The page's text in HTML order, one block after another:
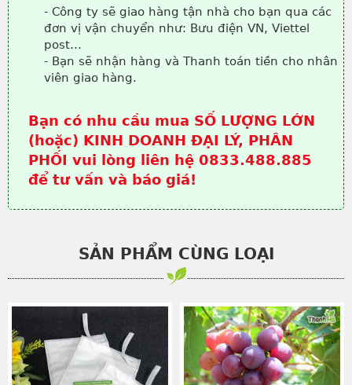
- Công ty sẽ giao hàng tận nhà cho bạn qua các
đơn vị vận chuyển như: Bưu điện VN, Viettel
post…
- Bạn sẽ nhận hàng và Thanh toán tiền cho nhân
viên giao hàng.
Bạn có nhu cầu mua SỐ LƯỢNG LỚN
(hoặc) KINH DOANH ĐẠI LÝ, PHÂN
PHỐI vui lòng liên hệ 0833.488.885
để tư vấn và báo giá!
SẢN PHẨM CÙNG LOẠI